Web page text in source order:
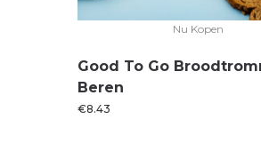
Nu Kopen
Good To Go
Beren
€8.43